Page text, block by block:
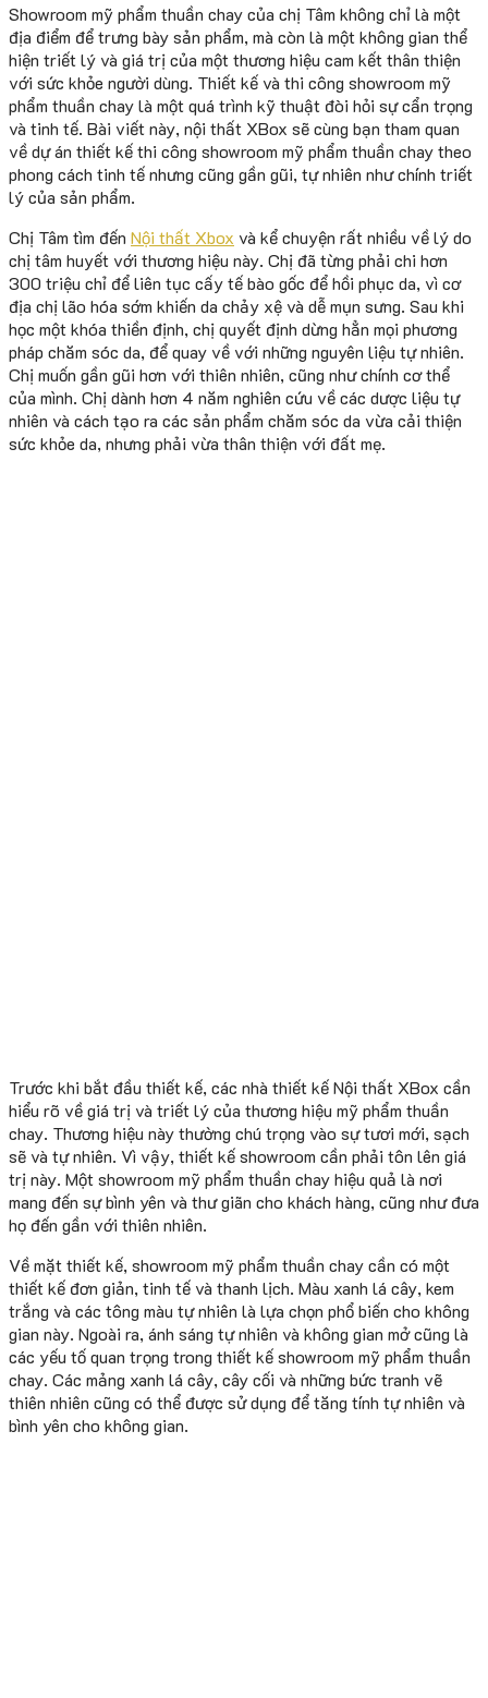
Showroom mỹ phẩm thuần chay của chị Tâm không chỉ là một
địa điểm để trưng bày sản phẩm, mà còn là một không gian thể
hiện triết lý và giá trị của một thương hiệu cam kết thân thiện
với sức khỏe người dùng. Thiết kế và thi công showroom mỹ
phẩm thuần chay là một quá trình kỹ thuật đòi hỏi sự cẩn trọng
và tinh tế. Bài viết này, nội thất XBox sẽ cùng bạn tham quan
về dự án thiết kế thi công showroom mỹ phẩm thuần chay theo
phong cách tinh tế nhưng cũng gần gũi, tự nhiên như chính triết
lý của sản phẩm.
Chị Tâm tìm đến Nội thất Xbox và kể chuyện rất nhiều về lý do
chị tâm huyết với thương hiệu này. Chị đã từng phải chi hơn
300 triệu chỉ để liên tục cấy tế bào gốc để hồi phục da, vì cơ
địa chị lão hóa sớm khiến da chảy xệ và dễ mụn sưng. Sau khi
học một khóa thiền định, chị quyết định dừng hẳn mọi phương
pháp chăm sóc da, để quay về với những nguyên liệu tự nhiên.
Chị muốn gần gũi hơn với thiên nhiên, cũng như chính cơ thể
của mình. Chị dành hơn 4 năm nghiên cứu về các dược liệu tự
nhiên và cách tạo ra các sản phẩm chăm sóc da vừa cải thiện
sức khỏe da, nhưng phải vừa thân thiện với đất mẹ.
Trước khi bắt đầu thiết kế, các nhà thiết kế Nội thất XBox cần
hiểu rõ về giá trị và triết lý của thương hiệu mỹ phẩm thuần
chay. Thương hiệu này thường chú trọng vào sự tươi mới, sạch
sẽ và tự nhiên. Vì vậy, thiết kế showroom cần phải tôn lên giá
trị này. Một showroom mỹ phẩm thuần chay hiệu quả là nơi
mang đến sự bình yên và thư giãn cho khách hàng, cũng như đưa
họ đến gần với thiên nhiên.
Về mặt thiết kế, showroom mỹ phẩm thuần chay cần có một
thiết kế đơn giản, tinh tế và thanh lịch. Màu xanh lá cây, kem
trắng và các tông màu tự nhiên là lựa chọn phổ biến cho không
gian này. Ngoài ra, ánh sáng tự nhiên và không gian mở cũng là
các yếu tố quan trọng trong thiết kế showroom mỹ phẩm thuần
chay. Các mảng xanh lá cây, cây cối và những bức tranh vẽ
thiên nhiên cũng có thể được sử dụng để tăng tính tự nhiên và
bình yên cho không gian.